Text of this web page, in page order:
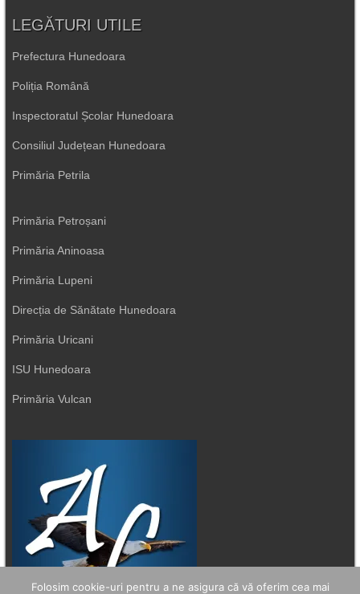
LEGĂTURI UTILE
Prefectura Hunedoara
Poliția Română
Inspectoratul Școlar Hunedoara
Consiliul Județean Hunedoara
Primăria Petrila
Primăria Petroșani
Primăria Aninoasa
Primăria Lupeni
Direcția de Sănătate Hunedoara
Primăria Uricani
ISU Hunedoara
Primăria Vulcan
Folosim cookie-uri pentru a ne asigura că vă oferim cea mai